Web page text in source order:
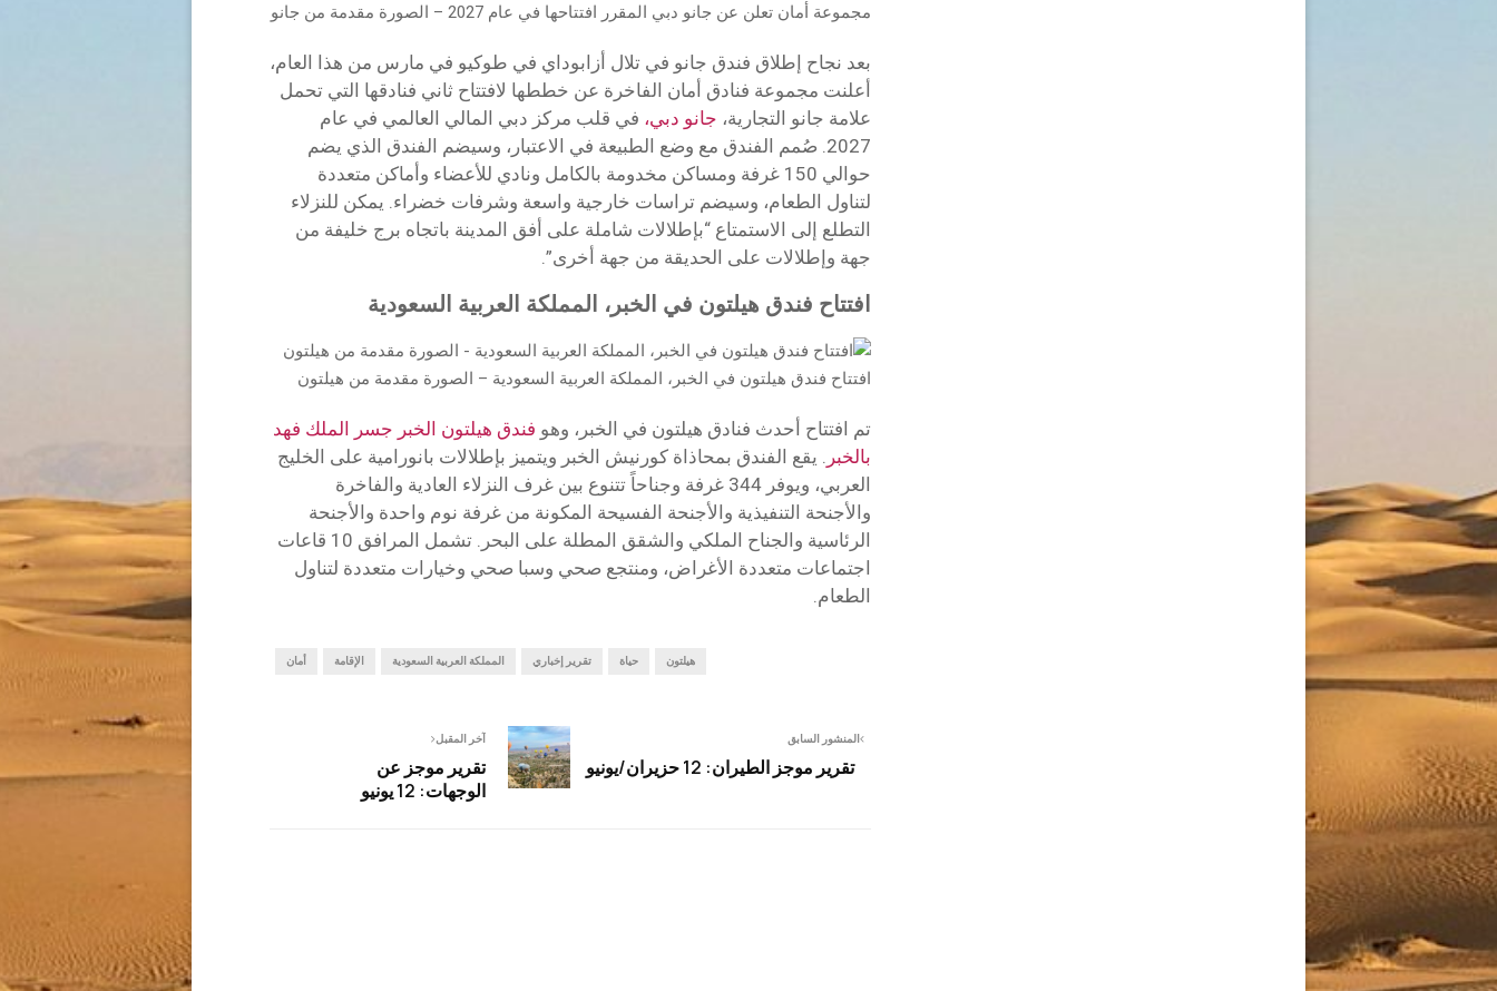
مجموعة أمان تعلن عن جانو دبي المقرر افتتاحها في عام 2027 – الصورة مقدمة من جانو
بعد نجاح إطلاق فندق جانو في تلال أزابوداي في طوكيو في مارس من هذا العام،
أعلنت مجموعة فنادق أمان الفاخرة عن خططها لافتتاح ثاني فنادقها التي تحمل
علامة جانو التجارية، جانو دبي، في قلب مركز دبي المالي العالمي في عام
2027. صُمم الفندق مع وضع الطبيعة في الاعتبار، وسيضم الفندق الذي يضم
حوالي 150 غرفة ومساكن مخدومة بالكامل ونادي للأعضاء وأماكن متعددة
لتناول الطعام، وسيضم تراسات خارجية واسعة وشرفات خضراء. يمكن للنزلاء
التطلع إلى الاستمتاع “بإطلالات شاملة على أفق المدينة باتجاه برج خليفة من
جهة وإطلالات على الحديقة من جهة أخرى”.
افتتاح فندق هيلتون في الخبر، المملكة العربية السعودية
افتتاح فندق هيلتون في الخبر، المملكة العربية السعودية – الصورة مقدمة من هيلتون
تم افتتاح أحدث فنادق هيلتون في الخبر، وهو فندق هيلتون الخبر جسر الملك فهد
بالخبر
. يقع الفندق بمحاذاة كورنيش الخبر ويتميز بإطلالات بانورامية على الخليج
العربي، ويوفر 344 غرفة وجناحاً تتنوع بين غرف النزلاء العادية والفاخرة
والأجنحة التنفيذية والأجنحة الفسيحة المكونة من غرفة نوم واحدة والأجنحة
الرئاسية والجناح الملكي والشقق المطلة على البحر. تشمل المرافق 10 قاعات
اجتماعات متعددة الأغراض، ومنتجع صحي وسبا صحي وخيارات متعددة لتناول
الطعام.
أمان الإقامة المملكة العربية السعودية تقرير إخباري حياة هيلتون
المنشور السابق
تقرير موجز الطيران: 12 حزيران/يونيو
آخر المقبل
تقرير موجز عن
الوجهات: 12 يونيو